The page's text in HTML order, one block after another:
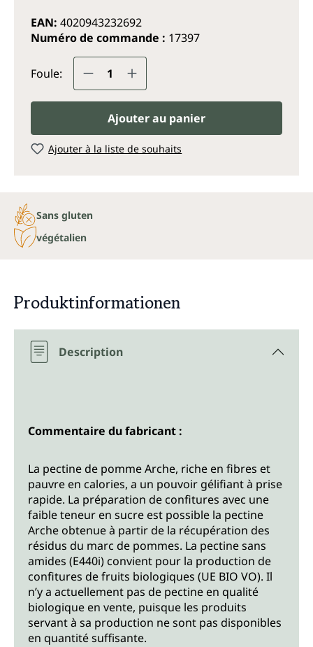
EAN: 4020943232692
Numéro de commande : 17397
Foule: Quantité de produit : Entrez la
Ajouter au panier
Ajouter à la liste de souhaits
Sans gluten
végétalien
Produktinformationen
Description
Commentaire du fabricant :
La pectine de pomme Arche, riche en fibres et
pauvre en calories, a un pouvoir gélifiant à prise
rapide. La préparation de confitures avec une
faible teneur en sucre est possible la pectine
Arche obtenue à partir de la récupération des
résidus du marc de pommes. La pectine sans
amides (E440i) convient pour la production de
confitures de fruits biologiques (UE BIO VO). Il
n’y a actuellement pas de pectine en qualité
biologique en vente, puisque les produits
servant à sa production ne sont pas disponibles
en quantité suffisante.